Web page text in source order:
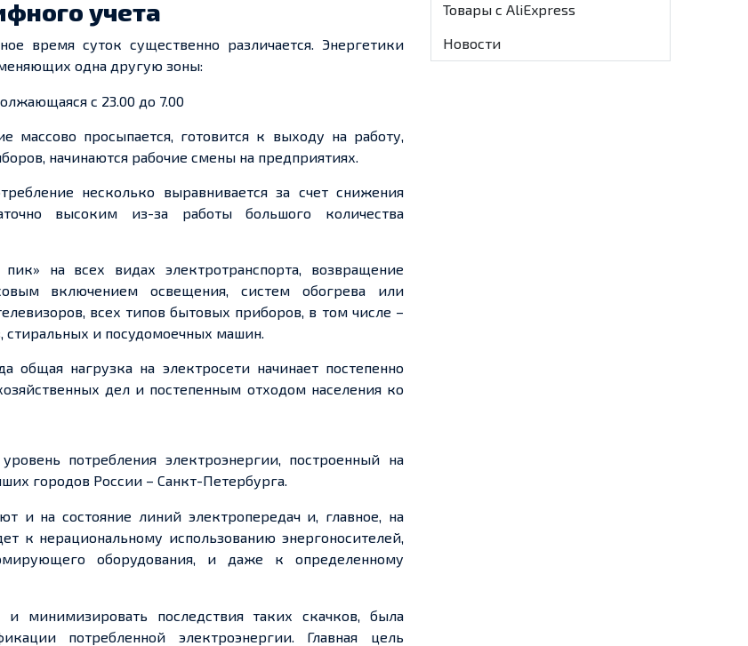
учета
время суток существенно различается. Энергетики
одна другую зоны:
с 23.00 до 7.00
массово просыпается, готовится к выходу на работу,
начинаются рабочие смены на предприятиях.
несколько выравнивается за счетснижения
высоким из-за работы большого количества
пик» на всех видах электротранспорта, возвращение
включением освещения, систем обогрева или
всех типов бытовых приборов, в том числе –
стиральных и посудомоечных машин.
общая нагрузка на электросети начинает постепенно
дел и постепенным отходом населения ко
потребления электроэнергии, построенный на
городов России – Санкт-Петербурга.
и на состояние линий электропередач и, главное, на
к нерациональному использованию энергоносителей,
оборудования, и даже к определенному
минимизировать последствия таких скачков, была
потребленной электроэнергии. Главная цель
Товары с AliExpress
Новости